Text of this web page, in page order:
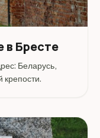
в Бресте
Беларусь,
крепости.